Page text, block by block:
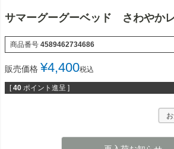
サマーグーグーベッド さわやかレ
商品番号 4589462734686
販売価格 ¥4,400税込
[ 40 ポイント進呈 ]